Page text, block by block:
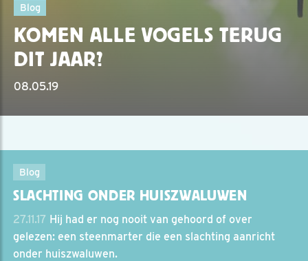
Blog
KOMEN ALLE VOGELS TERUG
DIT JAAR?
08.05.19
Blog
SLACHTING ONDER HUISZWALUWEN
27.11.17 Hij had er nog nooit van gehoord of over
gelezen: een steenmarter die een slachting aanricht
onder huiszwaluwen.